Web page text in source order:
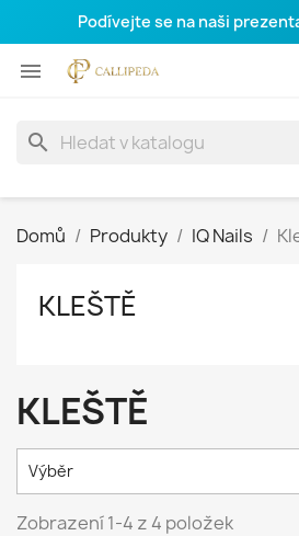
Podívejte se na naši

search
Domů Produkty IQ Nails
KLEŠTĚ
KLEŠTĚ
Výběr
Zobrazení 1-4 z 4 položek